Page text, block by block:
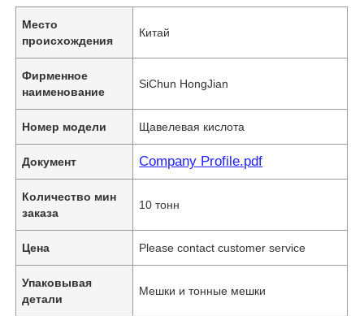
Место
происхождения
Китай
Фирменное
наименование
SiChun HongJian
Номер модели Щавелевая кислота
Документ Company Profile.pdf
Количество мин
заказа
10 тонн
Цена Please contact customer service
Упаковывая
детали
Мешки и тонные мешки